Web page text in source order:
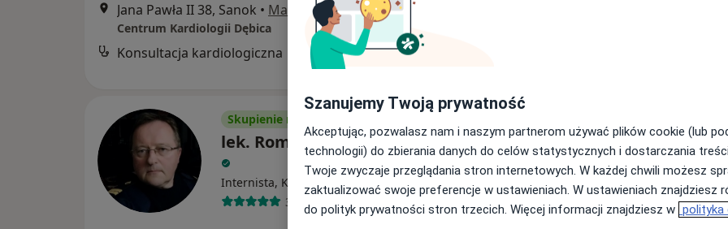
Jana Pawła II 38, Sanok • Mapa
Centrum Kardiologii Dębica
Konsultacja kardiologiczna Brak ceny
Skupienie na pacjencie
lek. Roman Jacek Grzyb
Internista, Kardiolog ·Więcej
31 opinii
7 Sie 8 Sie 9 Sie 10 Sie
Umawianie online nie jest dostępne
Poproś o wizytę
Szanujemy Twoją prywatność
Akceptując, pozwalasz nam i naszym partnerom używać plików cookie (lub
technologii) do zbierania danych do celów statystycznych i dostarczania
Twoje zwyczaje przeglądania stron internetowych. W każdej chwili możesz
zaktualizować swoje preferencje w ustawieniach. W ustawieniach znajdziesz
do polityk prywatności stron trzecich. Więcej informacji znajdziesz w polityka